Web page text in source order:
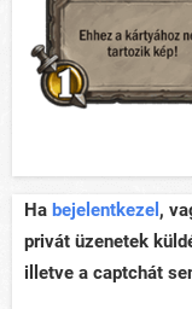
Ha bejelentkezel ,
privát üzenetek
illetve a captchát